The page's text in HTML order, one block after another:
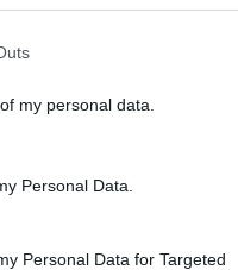
my personal data.
Personal Data.
Personal Data for Targeted